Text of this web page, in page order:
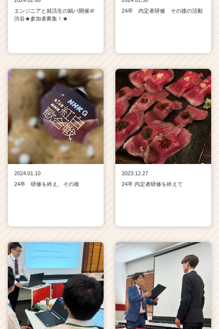
エンジニアと就活生の鍋パ開催＠
渋谷★参加者募集！★
24卒 内定者研修 その後の活動
2024.01.10
24卒 研修を終え、その後
2023.12.27
24卒 内定者研修を終えて